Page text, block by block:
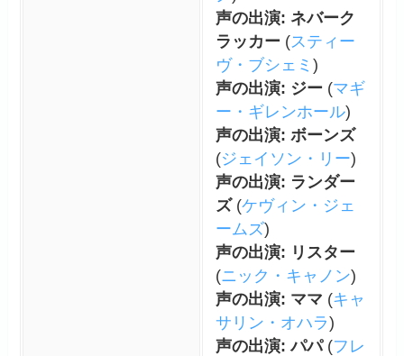
声の出演: ネバーク
ラッカー (スティー
ヴ・ブシェミ )
声の出演: ジー (マギ
ー・ギレンホール)
声の出演: ボーンズ
(ジェイソン・リー)
声の出演: ランダー
ズ(ケヴィン・ジェ
ームズ)
声の出演: リスター
(ニック・キャノン)
声の出演: ママ (キャ
サリン・オハラ)
声の出演: パパ(フレ